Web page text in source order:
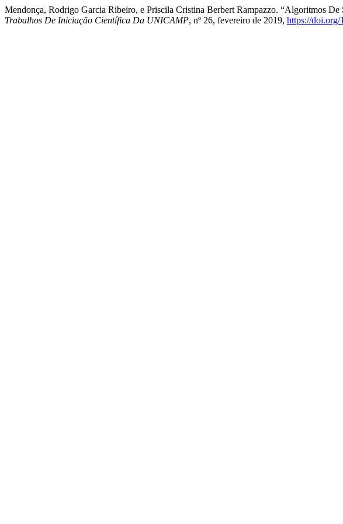
Mendonça, Rodrigo Garcia Ribeiro, e Priscila Cristina Berbert Rampazzo. “Algoritmos
Trabalhos De Iniciação Científica Da UNICAMP, nº 26, fevereiro de 2019, https://